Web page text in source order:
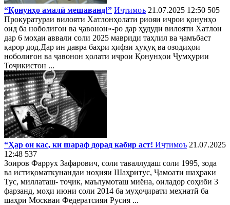
“Қонунҳо амалӣ мешаванд!” Иҷтимоъ 21.07.2025 12:50 505
Прокуратураи вилояти Хатлонҳолати риояи иҷрои қонунҳо
оид ба ноболиғон ва ҷавонон»-ро дар ҳудуди вилояти Хатлон
дар 6 моҳаи аввали соли 2025 мавриди таҳлил ва ҷамъбаст
қарор дод.Дар ин давра баҳри ҳифзи ҳуқуқ ва озодиҳои
ноболиғон ва ҷавонон ҳолати иҷрои Қонунҳои Ҷумҳурии
Тоҷикистон ...
“Ҳар он кас, ки шараф дорад кабир аст! Иҷтимоъ 21.07.2025
12:48 537
Зоиров Фаррух Зафарович, соли таваллудаш соли 1995, зода
ва истиқоматкунандаи ноҳияи Шаҳритус, Ҷамоати шаҳраки
Тус, миллаташ- тоҷик, маълумоташ миёна, оиладор соҳиби 3
фарзанд, моҳи июни соли 2014 ба муҳоҷирати меҳнатӣ ба
шаҳри Москваи Федератсияи Русия ...